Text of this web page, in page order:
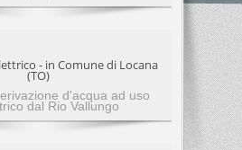
- in Comune di Locana
(TO)
d'acqua ad uso
dal Rio Vallungo